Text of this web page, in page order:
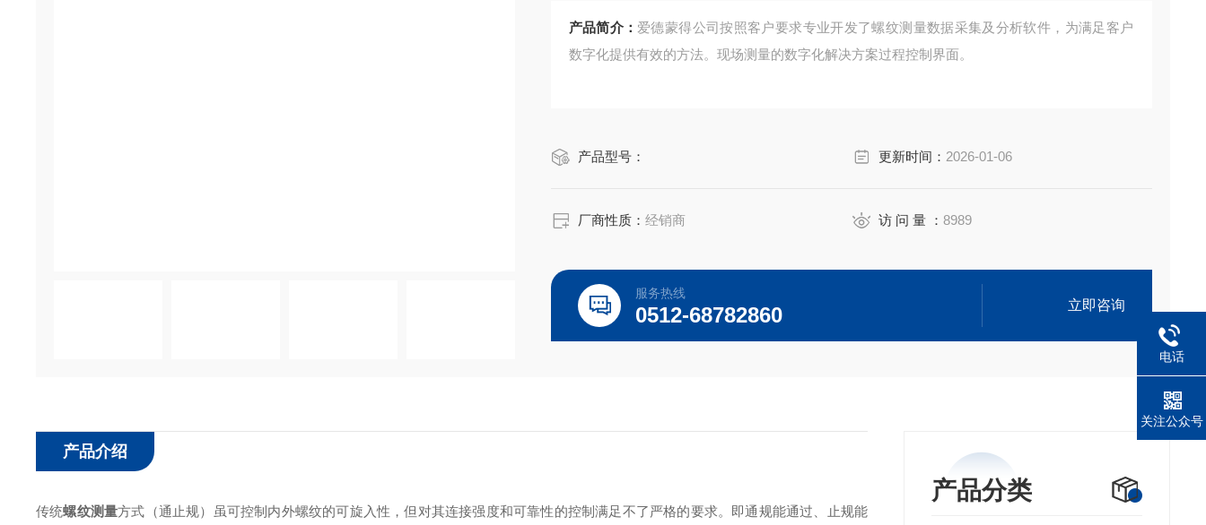
产品简介： 爱德蒙得公司按照客户要求专业开发了螺纹测量数据采集及分析软件，为满足客户
数字化提供有效的方法。现场测量的数字化解决方案过程控制界面。
产品型号： 更新时间： 2026-01-06
厂商性质：经销商 访 问 量 ：8989
服务热线
0512-68782860 立即咨询
产品分类
产品介绍
传统螺纹测量方式（通止规）虽可控制内外螺纹的可旋入性，但对其连接强度和可靠性的控制满足不了严格的要求。即通规能通过、止规能
电话
关注公众号